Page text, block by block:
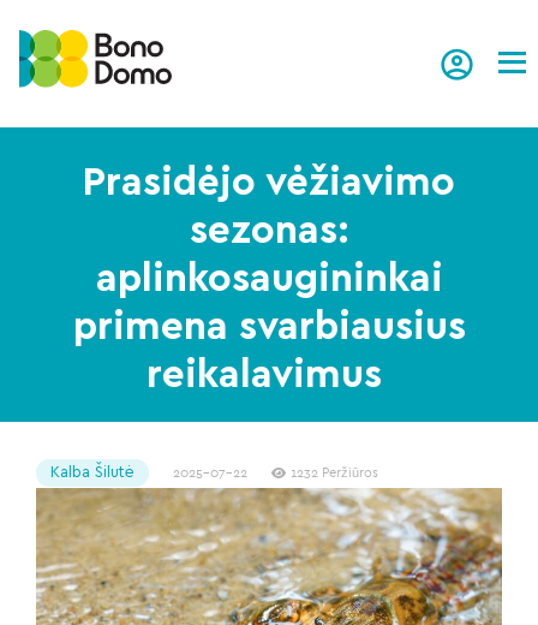
Prasidėjo vėžiavimo
sezonas:
aplinkosaugininkai
primena svarbiausius
reikalavimus
Kalba Šilutė 2025-07-22 1232 Peržiūros